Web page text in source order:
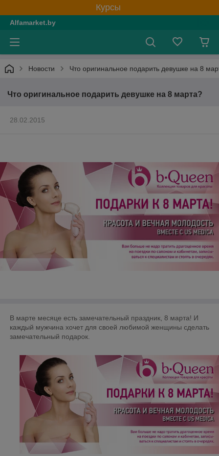
Курсы
Alfamarket.by
Новости Что оригинальное подарить девушке на 8
Что оригинальное подарить девушке на 8 марта?
28.02.2015
В марте месяце есть замечательный праздник, 8 марта! И
каждый мужчина хочет для своей любимой женщины сделать
замечательный подарок.